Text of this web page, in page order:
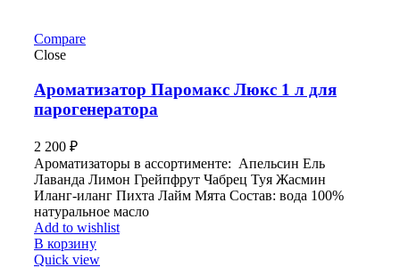
Compare
Close
Ароматизатор Паромакс Люкс 1 л для
парогенератора
2 200 ₽
Ароматизаторы в ассортименте: Апельсин Ель
Лаванда Лимон Грейпфрут Чабрец Туя Жасмин
Иланг-иланг Пихта Лайм Мята Состав: вода 100%
натуральное масло
Add to wishlist
В корзину
Quick view